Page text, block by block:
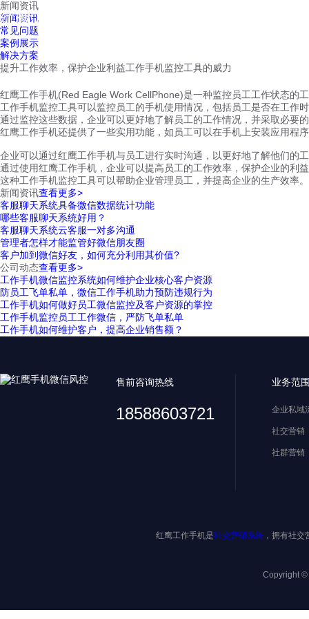
红鹰工作手机
新闻资讯
新闻资讯
常见问题
案例展示
解决方案
提升工作效率，保护企业利益工作手机监控工具的威力
红鹰工作手机(Red Eagle Work CellPhone)是一种监控员工工作状态的
工作手机监控工具可以监控员工的手机使用情况，包括员工是否在工作
通过监控这些数据，企业可以更好地了解员工的工作情况，并采取必要
红鹰工作手机还提供了一些实用功能，如员工可以在手机上安装应用程
企业可以通过红鹰工作手机与员工进行实时沟通，以更好地了解他们的
通过使用红鹰工作手机，企业可以提高员工的工作效率，保护企业的利
这种工作手机监控工具可以帮助企业管理员工，并提高企业的生产效率。
新闻资讯查看更多>
客服聊天系统具备微信数据统计功能
哪些客服聊天系统好用？
客服聊天系统云客服一对多沟通
管理者怎样才能监管好微信朋友圈
客户加到微信好友，如何充分利用其价值?
公司动态查看更多>
工作手机微信监控系统如何维护企业核心客户资源
防员工飞单私单，微信工作手机助力预防违规行为
工作手机如何做好员工微信监控及客户资源的掌控
工作手机监控员工工作微信，严防飞单私单
工作手机如何维护客户，提高企业销售额？
售前咨询热线
18588603721
业务范
企业私域
社交营销
社群营销
红鹰工作手机是社交营销系统 ，拥有社
Copyright ©